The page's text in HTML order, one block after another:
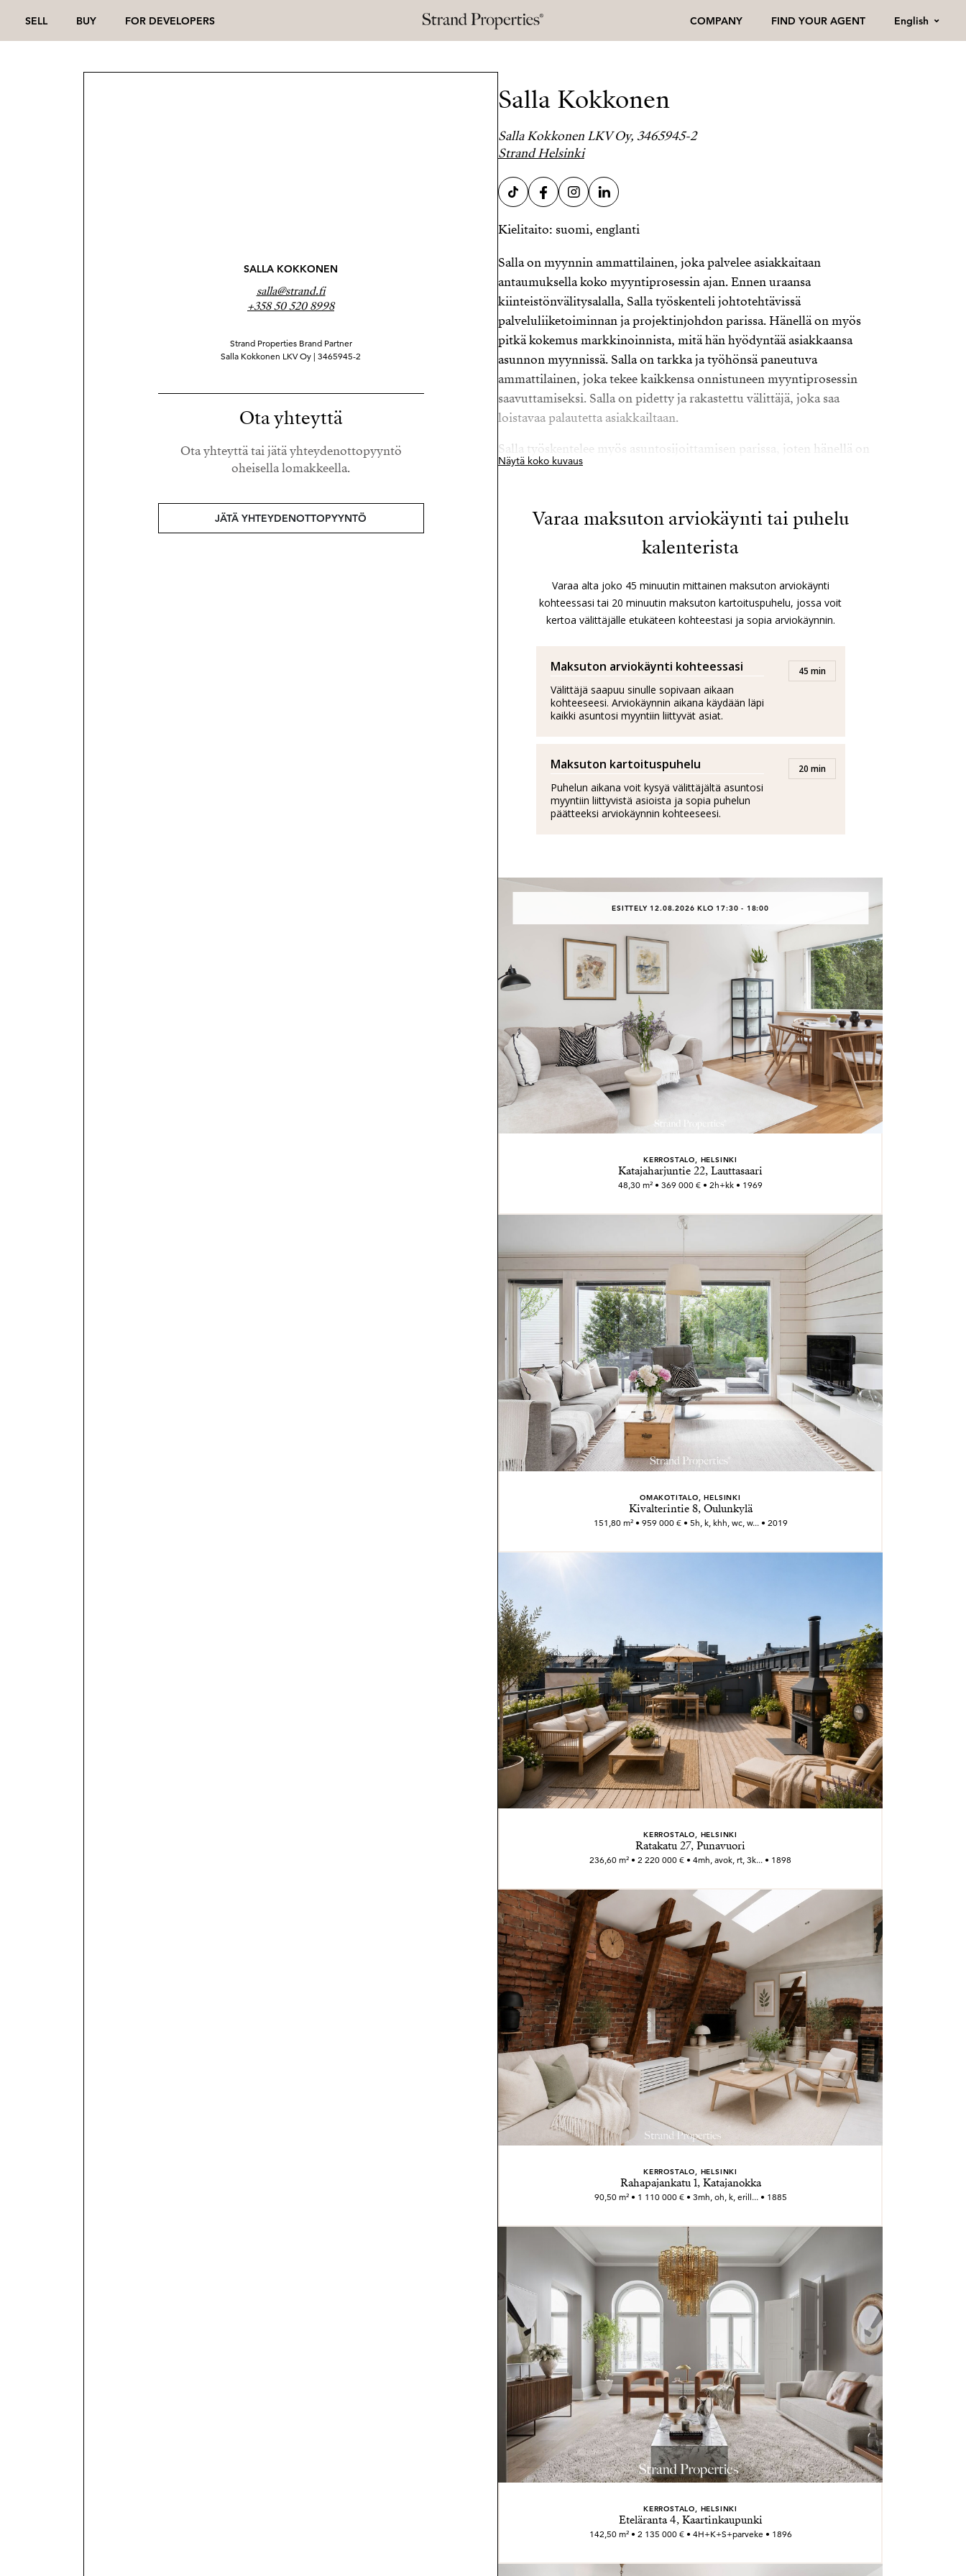
SELL BUY FOR DEVELOPERS COMPANY FIND YOUR AGENT English
SALLA KOKKONEN
salla@strand.fi
+358 50 520 8998
Strand Properties Brand Partner
Salla Kokkonen LKV Oy | 3465945-2
Ota yhteyttä
Ota yhteyttä tai jätä yhteydenottopyyntö
oheisella lomakkeella.
JÄTÄ YHTEYDENOTTOPYYNTÖ
Salla Kokkonen
Salla Kokkonen LKV Oy, 3465945-2
Strand Helsinki
Kielitaito: suomi, englanti
Salla on myynnin ammattilainen, joka palvelee asiakkaitaan
antaumuksella koko myyntiprosessin ajan. Ennen uraansa
kiinteistönvälitysalalla, Salla työskenteli johtotehtävissä
palveluliiketoiminnan ja projektinjohdon parissa. Hänellä on myös
pitkä kokemus markkinoinnista, mitä hän hyödyntää asiakkaansa
asunnon myynnissä. Salla on tarkka ja työhönsä paneutuva
ammattilainen, joka tekee kaikkensa onnistuneen myyntiprosessin
saavuttamiseksi. Salla on pidetty ja rakastettu välittäjä, joka saa
loistavaa palautetta asiakkailtaan.
Salla työskentelee myös asuntosijoittamisen parissa, joten hänellä on
eritysosaamista asuntosijoittamisesta kiinnostuneiden asiakkaiden
verkostot, ja hän tuntee pääkaupungin asuinalueet erinomaisesti. Salla
tekee myös tiiminsä kanssa arvokohteiden vuokravälitystä. Vapaa-
ajallaan Salla harrastaa joogaa mökkirannallaan saaristossa ja pulahtaa
Näytä koko kuvaus
Varaa maksuton arviokäynti tai puhelu
kalenterista
Varaa alta joko 45 minuutin mittainen maksuton arviokäynti
kohteessasi tai 20 minuutin maksuton kartoituspuhelu, jossa voit
kertoa välittäjälle etukäteen kohteestasi ja sopia arviokäynnin.
Maksuton arviokäynti kohteessasi 45 min
Välittäjä saapuu sinulle sopivaan aikaan
kohteeseesi. Arviokäynnin aikana käydään läpi
kaikki asuntosi myyntiin liittyvät asiat.
Maksuton kartoituspuhelu 20 min
Puhelun aikana voit kysyä välittäjältä asuntosi
myyntiin liittyvistä asioista ja sopia puhelun
päätteeksi arviokäynnin kohteeseesi.
KERROSTALO, HELSINKI
Katajaharjuntie 22, Lauttasaari
48,30 m² • 369 000 € • 2h+kk • 1969
ESITTELY 12.08.2026 KLO 17:30 - 18:00
OMAKOTITALO, HELSINKI
Kivalterintie 8, Oulunkylä
151,80 m² • 959 000 € • 5h, k, khh, wc, w... • 2019
KERROSTALO, HELSINKI
Ratakatu 27, Punavuori
236,60 m² • 2 220 000 € • 4mh, avok, rt, 3k... • 1898
KERROSTALO, HELSINKI
Rahapajankatu 1, Katajanokka
90,50 m² • 1 110 000 € • 3mh, oh, k, erill... • 1885
KERROSTALO, HELSINKI
Eteläranta 4, Kaartinkaupunki
142,50 m² • 2 135 000 € • 4H+K+S+parveke • 1896